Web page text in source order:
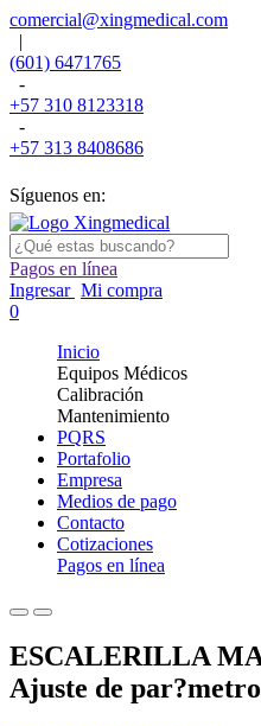
comercial@xingmedical.com
|
(601) 6471765
-
+57 310 8123318
-
+57 313 8408686
Síguenos en:
Pagos en línea
Ingresar Mi compra
0
Inicio
Equipos Médicos
Calibración
Mantenimiento
PQRS
Portafolio
Empresa
Medios de pago
Contacto
Cotizaciones
Pagos en línea
ESCALERILLA
Ajuste de